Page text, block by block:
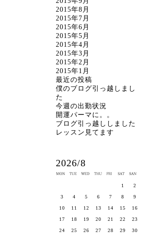
2015年8月
2015年7月
2015年6月
2015年5月
2015年4月
2015年3月
2015年2月
2015年1月
最近の投稿
僕のブログ引っ越しまし
た
今週の出勤状況
開運パーマに。。
ブログ引っ越ししました
レッスン見てます
2026/8
1 2
3 4 5 6 7 8 9
10 11 12 13 14 15 16
17 18 19 20 21 22 23
24 25 26 27 28 29 30